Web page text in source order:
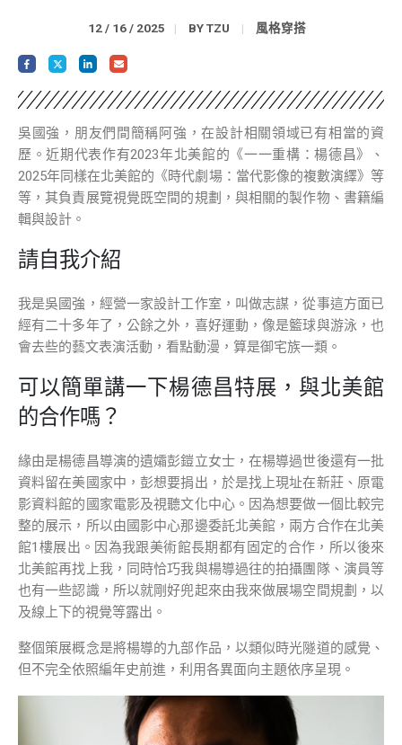
12 / 16 / 2025 BY TZU 風格穿搭
吳國強，朋友們間簡稱阿強，在設計相關領域已有相當的資
歷。近期代表作有2023年北美館的《一一重構：楊德昌》、
2025年同樣在北美館的《時代劇場：當代影像的複數演繹》等
等，其負責展覽視覺既空間的規劃，與相關的製作物、書籍編
輯與設計。
請自我介紹
我是吳國強，經營一家設計工作室，叫做志謀，從事這方面已
經有二十多年了，公餘之外，喜好運動，像是籃球與游泳，也
會去些的藝文表演活動，看點動漫，算是御宅族一類。
可以簡單講一下楊德昌特展，與北美館
的合作嗎？
緣由是楊德昌導演的遺孀彭鎧立女士，在楊導過世後還有一批
資料留在美國家中，彭想要捐出，於是找上現址在新莊、原電
影資料館的國家電影及視聽文化中心。因為想要做一個比較完
整的展示，所以由國影中心那邊委託北美館，兩方合作在北美
館1樓展出。因為我跟美術館長期都有固定的合作，所以後來
北美館再找上我，同時恰巧我與楊導過往的拍攝團隊、演員等
也有一些認識，所以就剛好兜起來由我來做展場空間規劃，以
及線上下的視覺等露出。
整個策展概念是將楊導的九部作品，以類似時光隧道的感覺、
但不完全依照編年史前進，利用各異面向主題依序呈現。